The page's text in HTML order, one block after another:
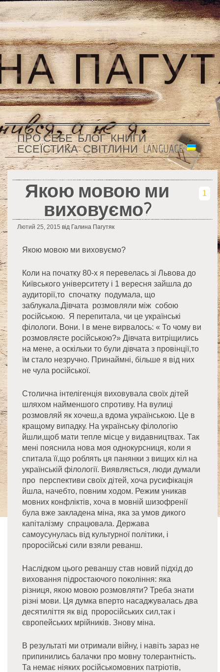
ПРО СЕБЕ БЛОГ КНИГИ
ЕСЕЇСТИКА СВІТЛИНИ LANGUAGE:
Якою мовою ми
виховуємо?
1
Лютий 25, 2015 від Галина Пагутяк
Якою мовою ми виховуємо?
Коли на початку 80-х я перевелась зі Львова до
Київського університету і 1 вересня зайшла до
аудиторії,то спочатку подумала, що
заблукала.Дівчата розмовляли між собою
російською. Я перепитала, чи це українські
філологи. Вони. І в мене вирвалось: « То чому ви
розмовляєте російською?» Дівчата витріщились
на мене, а оскільки то були дівчата з провінції,то
їм стало незручно. Принаймні, більше я від них
не чула російської.
Столична інтелігенція виховувала своїх дітей
шляхом найменшого спротиву. На вулиці
розмовляй як хочеш,а вдома українською. Це в
кращому випадку. На українську філологію
йшли,щоб мати тепле місце у видавництвах. Так
мені пояснила нова моя однокурсниця, коли я
спитала її,що роблять ця панянки з вищих кіл на
українській філології. Виявляється, люди думали
про перспективи своїх дітей, хоча русифікація
йшла, начебто, повним ходом. Режим уникав
мовних конфліктів, хоча в мовній шизофренії
була вже закладена міна, яка за умов дикого
капіталізму спрацювала. Держава
самоусунулась від культурної політики, і
проросійські сили взяли реванш.
Наслідком цього реваншу став новий підхід до
виховання підростаючого покоління: яка
різниця, якою мовою розмовляти? Треба знати
різні мови. Ця думка вперто насаджувалась два
десятиліття як від проросійських сил,так і
європейських мрійників. Знову міна.
В результаті ми отримали війну, і навіть зараз не
припинились балачки про мовну толерантність.
Та немає ніяких російськомовних патріотів,